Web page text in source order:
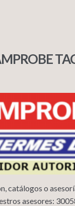
catálogos o
asesores: